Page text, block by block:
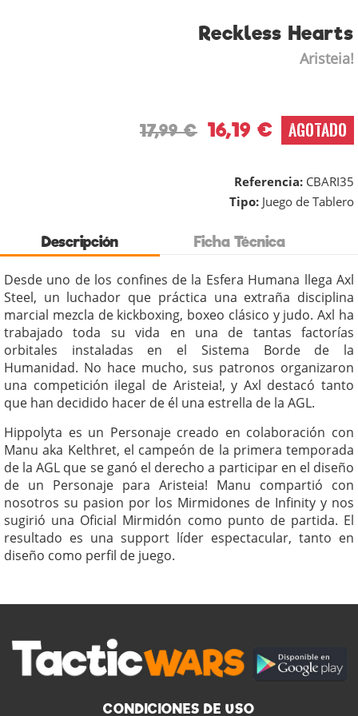
Reckless Hearts
Aristeia!
17,99 € 16,19 € AGOTADO
Referencia: CBARI35
Tipo: Juego de Tablero
Descripción Ficha Técnica
Desde uno de los confines de la Esfera Humana llega Axl
Steel, un luchador que práctica una extraña disciplina
marcial mezcla de kickboxing, boxeo clásico y judo. Axl ha
trabajado toda su vida en una de tantas factorías
orbitales instaladas en el Sistema Borde de la
Humanidad. No hace mucho, sus patronos organizaron
una competición ilegal de Aristeia!, y Axl destacó tanto
que han decidido hacer de él una estrella de la AGL.
Hippolyta es un Personaje creado en colaboración con
Manu aka Kelthret, el campeón de la primera temporada
de la AGL que se ganó el derecho a participar en el diseño
de un Personaje para Aristeia! Manu compartió con
nosotros su pasion por los Mirmidones de Infinity y nos
sugirió una Oficial Mirmidón como punto de partida. El
resultado es una support líder espectacular, tanto en
diseño como perfil de juego.
CONDICIONES DE USO